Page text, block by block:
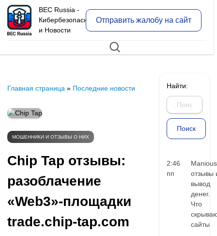
BEC Russia -
Кибербезопасность
и Новости
Отправить жалобу на сайт
Главная страница » Последние новости
МОШЕННИКИ И ОТЗЫВЫ О НИХ
Chip Tap отзывы:
разоблачение
«Web3»-площадки
trade.chip-tap.com
Найти:
2:46
пп
Manious
отзывы
вывод
денег.
Что
сайты